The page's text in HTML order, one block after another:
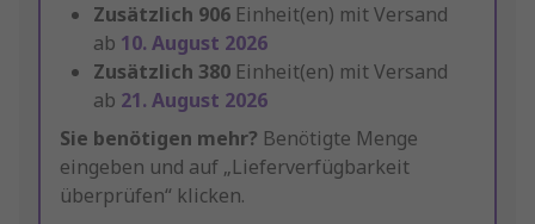
Zusätzlich 906 Einheit(en) mit Versand
ab 10. August 2026
Zusätzlich 380 Einheit(en) mit Versand
ab 21. August 2026
Sie benötigen mehr? Benötigte Menge
eingeben und auf „Lieferverfügbarkeit
überprüfen“ klicken.